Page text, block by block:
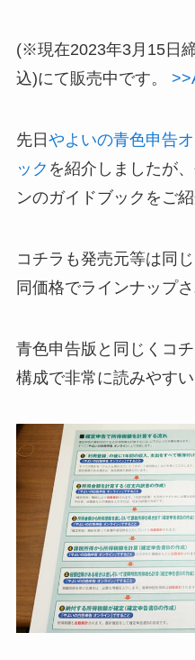
(※現在2023年3月15日
込)にて販売中です。
先日やよいの青色申告
ック を紹介しましたが
ンのガイドブックをご
コチラも発売元等は同
同価格でラインナップさ
青色申告版と同じくコ
構成で非常に読みやすい